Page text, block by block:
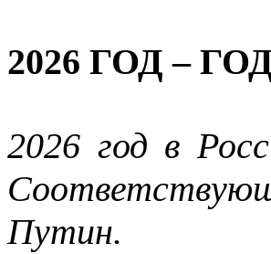
2026 ГОД –
2026 год в
Путин.